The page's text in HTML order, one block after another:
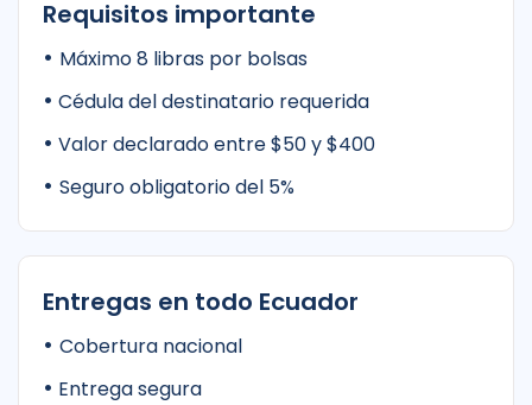
Requisitos importante
• Máximo 8 libras por bolsas
• Cédula del destinatario requerida
• Valor declarado entre $50 y $400
• Seguro obligatorio del 5%
Entregas en todo Ecuador
• Cobertura nacional
• Entrega segura